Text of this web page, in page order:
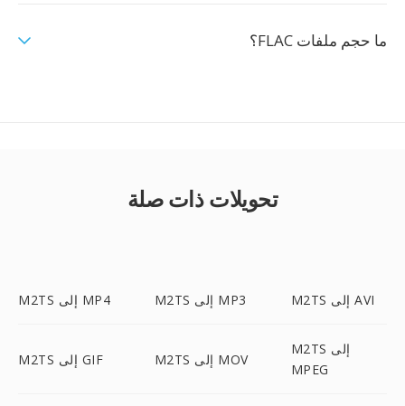
ما حجم ملفات FLAC؟
تحويلات ذات صلة
M2TS إلى MP4 M2TS إلى MP3 M2TS إلى AVI
M2TS إلى GIF M2TS إلى MOV
M2TS إلى
MPEG